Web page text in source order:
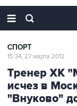
СПОРТ
15:34, 27 марта 2012
Тренер ХК
исчез в
"Внуково"